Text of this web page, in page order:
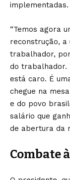
implementadas.
“Temos agora
reconstrução, a
trabalhador,
do trabalhador.
está caro. É
chegue na
e do povo
salário que
de abertura da
Combate